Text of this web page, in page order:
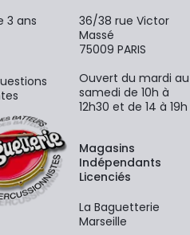
3 ans
36/38 rue Victor
Massé
75009 PARIS
Ouvert du mardi au
samedi de 10h à
12h30 et de 14 à 19h
Magasins
Indépendants
Licenciés
La Baguetterie
Marseille